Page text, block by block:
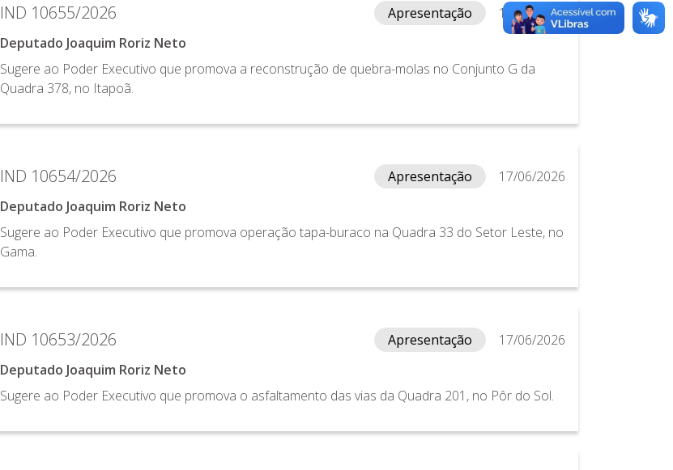
IND 10655/2026 Apresentação
17/06/2026
Deputado Joaquim Roriz Neto
Sugere ao Poder Executivo que promova a reconstrução de quebra-molas no Conjunto G da
Quadra 378, no Itapoã.
IND 10654/2026 Apresentação
17/06/2026
Deputado Joaquim Roriz Neto
Sugere ao Poder Executivo que promova operação tapa-buraco na Quadra 33 do Setor Leste, no
Gama.
IND 10653/2026 Apresentação
17/06/2026
Deputado Joaquim Roriz Neto
Sugere ao Poder Executivo que promova o asfaltamento das vias da Quadra 201, no Pôr do Sol.